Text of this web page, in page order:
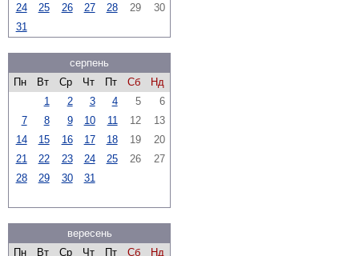
24
25 26 27 28 29
30
31
серпень
Пн
Вт Ср Чт Пт Сб
Нд
1
2 3 4 5
6
7
8 9 10 11 12
13
14
15 16 17 18 19
20
21
22 23 24 25 26
27
28
29 30 31
вересень
Пн
Вт Ср Чт Пт Сб
Нд